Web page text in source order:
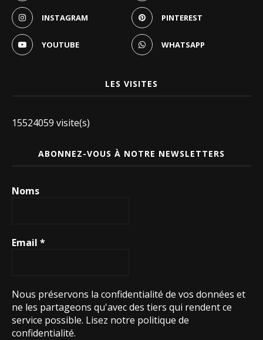
INSTAGRAM PINTEREST
YOUTUBE WHATSAPP
LES VISITES
15524059 visite(s)
ABONNEZ-VOUS À NOTRE NEWSLETTERS
Noms
Email *
Nous préservons la confidentialité de vos données et
ne les partageons qu'avec des tiers qui rendent ce
service possible. Lisez notre politique de
confidentialité.